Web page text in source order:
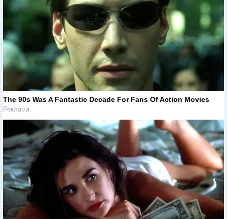
The 90s Was A Fantastic Decade For Fans Of Action Movies
Реклама